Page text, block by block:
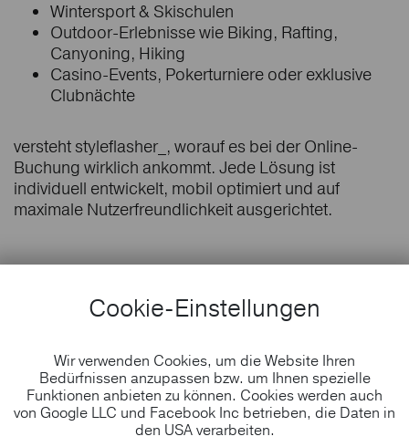
Wintersport & Skischulen
Outdoor-Erlebnisse wie Biking, Rafting,
Canyoning, Hiking
Casino-Events, Pokerturniere oder exklusive
Clubnächte
versteht styleflasher_, worauf es bei der Online-
Buchung wirklich ankommt. Jede Lösung ist
individuell entwickelt, mobil optimiert und auf
maximale Nutzerfreundlichkeit ausgerichtet.
Ob Abenteuerlustige auf der Suche nach
dem nächsten Outdoor-Kick, Familien im
nach dem großen Gewinn – sie alle erwarten
eine einfach buchbare, zuverlässige Online-
Ticketlösung. Mit styleflasher_ haben Sie
einen erfahrenen Partner an der Seite, der
Cookie-Einstellungen
Wir verwenden Cookies, um die Website Ihren
Bedürfnissen anzupassen bzw. um Ihnen spezielle
Funktionen anbieten zu können. Cookies werden auch
von Google LLC und Facebook Inc betrieben, die Daten in
den USA verarbeiten.